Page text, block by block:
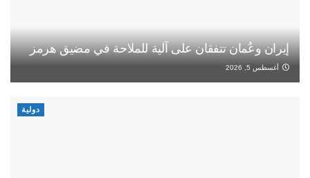
إيران وعُمان تتفقان على آلية للملاحة في مضيق هرمز
أغسطس 5, 2026
دولية